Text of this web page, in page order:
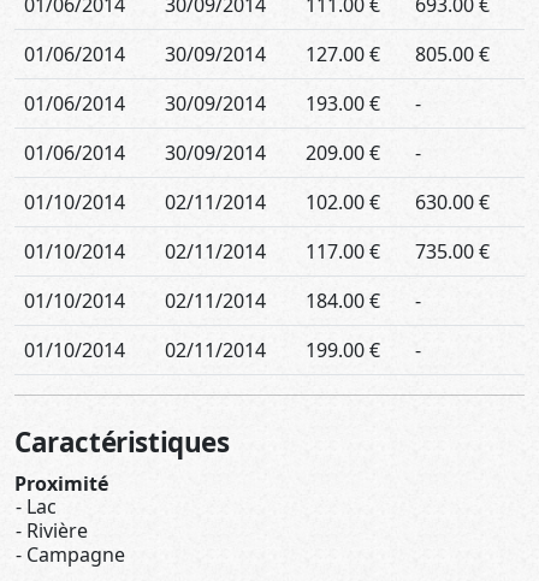
01/06/2014
30/09/2014 127.00 €
805.00 €
01/06/2014
30/09/2014 193.00 €
-
01/06/2014
30/09/2014 209.00 €
-
01/10/2014
02/11/2014 102.00 €
630.00 €
01/10/2014
02/11/2014 117.00 €
735.00 €
01/10/2014
02/11/2014 184.00 €
-
01/10/2014
02/11/2014 199.00 € -
Caractéristiques
Proximité
Lac
Rivière
Campagne